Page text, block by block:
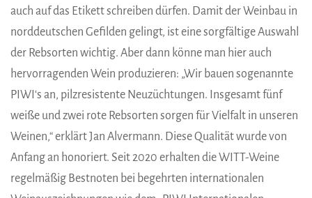
auch auf das Etikett schreiben dürfen. Damit der Weinbau in
norddeutschen Gefilden gelingt, ist eine sorgfältige Auswahl
der Rebsorten wichtig. Aber dann könne man hier auch
hervorragenden Wein produzieren: „Wir bauen sogenannte
PIWI‘s an, pilzresistente Neuzüchtungen. Insgesamt fünf
weiße und zwei rote Rebsorten sorgen für Vielfalt in unseren
Weinen,“ erklärt Jan Alvermann. Diese Qualität wurde von
Anfang an honoriert. Seit 2020 erhalten die WITT-Weine
regelmäßig Bestnoten bei begehrten internationalen